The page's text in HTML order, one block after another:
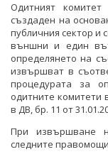
МИСИЯ И ЦЕЛИ
ИСТОРИЯ
СТРУКТУРА
ОДИТЕН
БЮДЖЕТ
Одитният
създаден на
публичния сектор и
външни и един
определянето на
извършват в
процедурата за
одитните комитети
в ДВ, бр. 11 от
При извършване
следните